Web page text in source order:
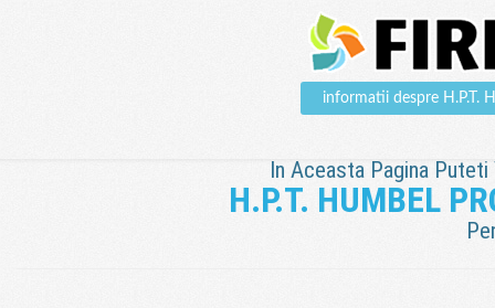
informatii despre H.P.T.
In Aceasta Pagina
H.P.T. HUMBEL